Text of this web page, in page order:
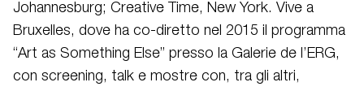
Johannesburg; Creative Time, New York. Vive a
Bruxelles, dove ha co-diretto nel 2015 il programma
“Art as Something Else” presso la Galerie de l’ERG,
con screening, talk e mostre con, tra gli altri,